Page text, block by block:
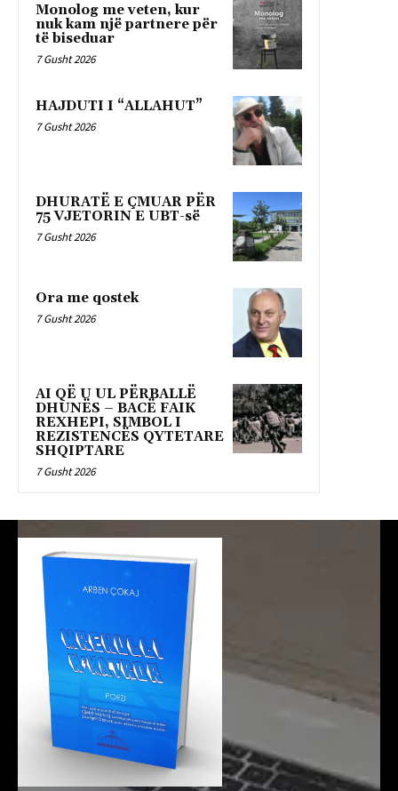
Monolog me veten, kur
nuk kam një partnere për
të biseduar
7 Gusht 2026
HAJDUTI I “ALLAHUT”
7 Gusht 2026
DHURATË E ÇMUAR PËR
75 VJETORIN E UBT-së
7 Gusht 2026
Ora me qostek
7 Gusht 2026
AI QË U UL PËRBALLË
DHUNËS – BACË FAIK
REXHEPI, SIMBOL I
REZISTENCËS QYTETARE
SHQIPTARE
7 Gusht 2026